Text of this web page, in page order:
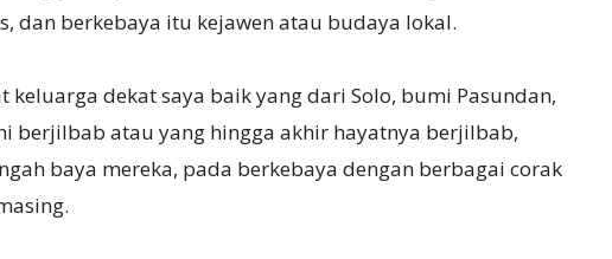
dan berkebaya itu kejawen atau budaya lokal.
keluarga dekat saya baik yang dari Solo, bumi Pasundan,
berjilbab atau yang hingga akhir hayatnya berjilbab,
baya mereka, pada berkebaya dengan berbagai corak